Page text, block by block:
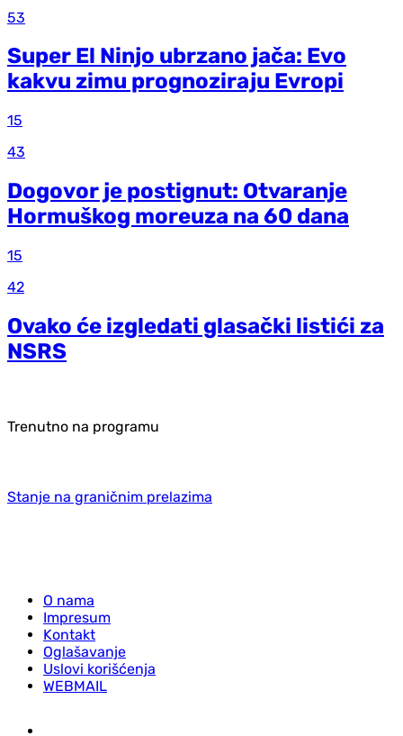
53
Super El Ninjo ubrzano jača: Evo
kakvu zimu prognoziraju Evropi
15
43
Dogovor je postignut: Otvaranje
Hormuškog moreuza na 60 dana
15
42
Ovako će izgledati glasački listići za
NSRS
Trenutno na programu
Stanje na graničnim prelazima
O nama
Impresum
Kontakt
Oglašavanje
Uslovi korišćenja
WEBMAIL